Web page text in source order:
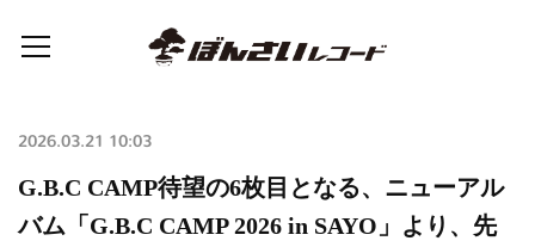
2026.03.21 10:03
G.B.C CAMP待望の6枚目となる、ニューアル
バム「G.B.C CAMP 2026 in SAYO」より、先